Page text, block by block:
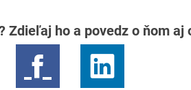
Zdieľaj ho a povedz o ňom aj